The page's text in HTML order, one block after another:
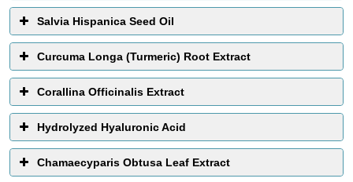
Salvia Hispanica Seed Oil
Curcuma Longa (Turmeric) Root Extract
Corallina Officinalis Extract
Hydrolyzed Hyaluronic Acid
Chamaecyparis Obtusa Leaf Extract